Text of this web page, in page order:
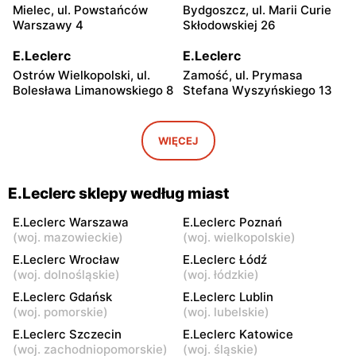
Mielec, ul. Powstańców
Warszawy 4
Bydgoszcz, ul. Marii Curie
Skłodowskiej 26
E.Leclerc
Ostrów Wielkopolski, ul.
Bolesława Limanowskiego 8
E.Leclerc
Zamość, ul. Prymasa
Stefana Wyszyńskiego 13
E.Leclerc
Malbork, ul. Gen.
Władysława Sikorskiego 2
E.Leclerc
Sosnowiec, ul. Braci
Mieroszewskich 2a
E.Leclerc
Rzeszów al. Tadeusza
Rejtana 69
E.Leclerc
Chorzów, ul. Żołnierzy
Września 22
E.Leclerc
Katowice, ul. Gen.
Zygmunta Waltera Jankego
15 d
E.Leclerc
Gliwice, ul. Tarnogórska 19
E.Leclerc
Gliwice, ul. Rybnicka 148
WIĘCEJ
E.Leclerc sklepy według miast
E.Leclerc Warszawa
(woj. mazowieckie)
E.Leclerc Poznań
(woj. wielkopolskie)
E.Leclerc Wrocław
(woj. dolnośląskie)
E.Leclerc Łódź
(woj. łódzkie)
E.Leclerc Gdańsk
(woj. pomorskie)
E.Leclerc Lublin
(woj. lubelskie)
E.Leclerc Szczecin
(woj. zachodniopomorskie)
E.Leclerc Katowice
(woj. śląskie)